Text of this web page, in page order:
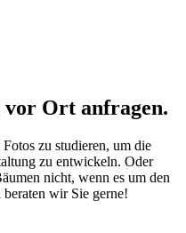
Ort anfragen.
zu studieren, um die
zu entwickeln. Oder
nicht, wenn es um den
wir Sie gerne!